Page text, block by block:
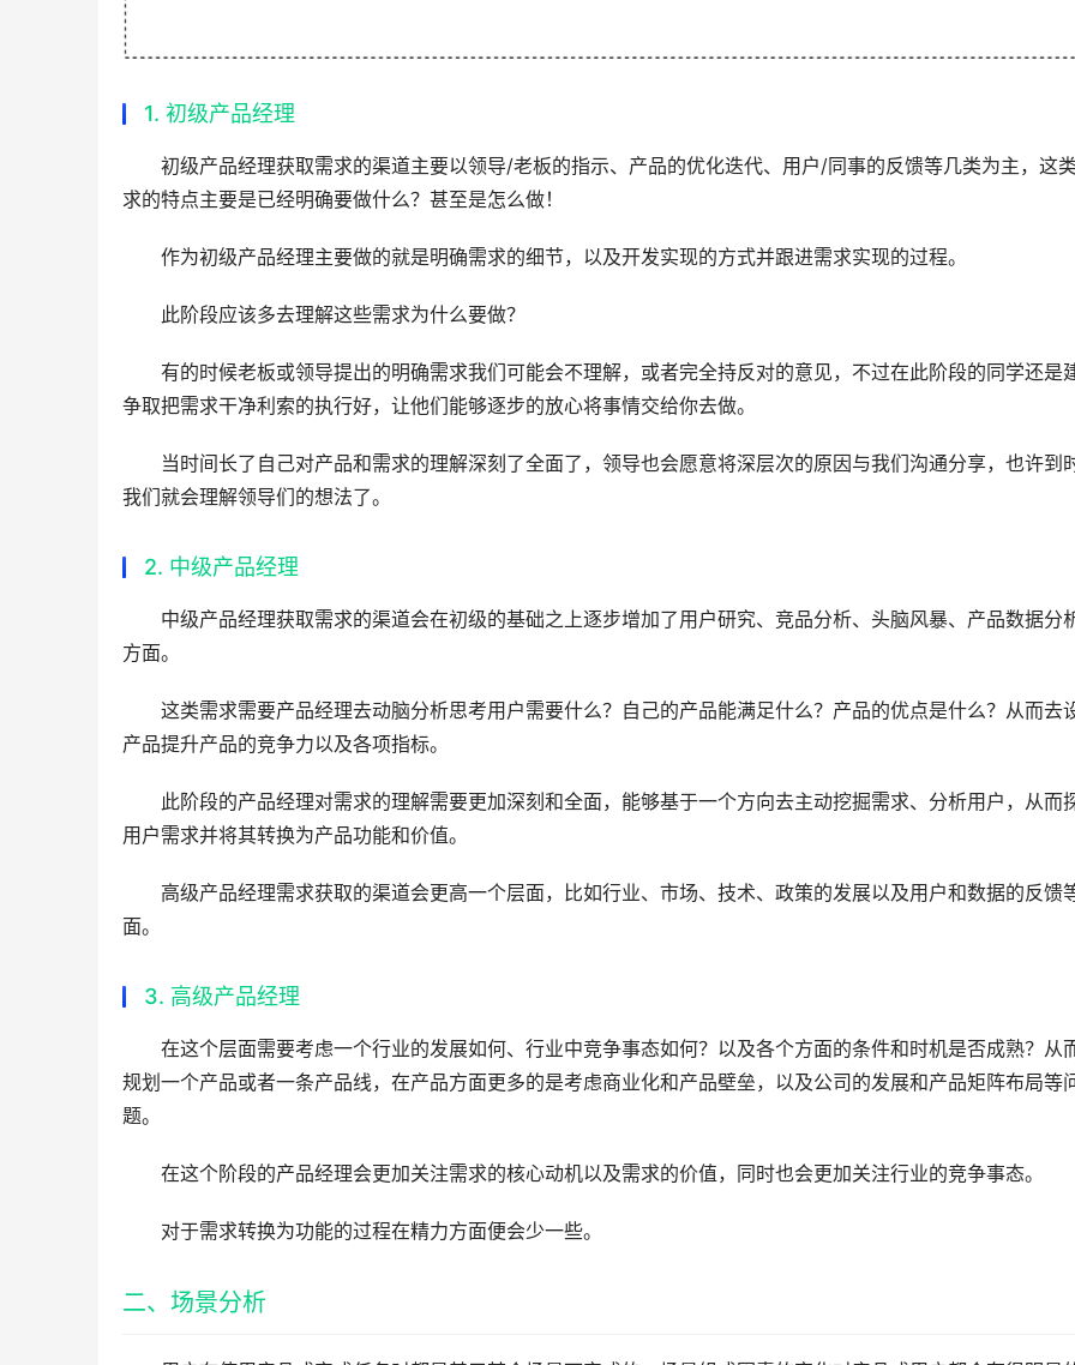
1. 初级产品经理
初级产品经理获取需求的渠道主要以领导/老板的指示、产品的优化迭代、用户/同事的反馈等几类为主，这
求的特点主要是已经明确要做什么？甚至是怎么做！
作为初级产品经理主要做的就是明确需求的细节，以及开发实现的方式并跟进需求实现的过程。
此阶段应该多去理解这些需求为什么要做？
有的时候老板或领导提出的明确需求我们可能会不理解，或者完全持反对的意见，不过在此阶段的同学还是
争取把需求干净利索的执行好，让他们能够逐步的放心将事情交给你去做。
当时间长了自己对产品和需求的理解深刻了全面了，领导也会愿意将深层次的原因与我们沟通分享，也许到
我们就会理解领导们的想法了。
2. 中级产品经理
中级产品经理获取需求的渠道会在初级的基础之上逐步增加了用户研究、竞品分析、头脑风暴、产品数据分
方面。
这类需求需要产品经理去动脑分析思考用户需要什么？自己的产品能满足什么？产品的优点是什么？从而去
产品提升产品的竞争力以及各项指标。
此阶段的产品经理对需求的理解需要更加深刻和全面，能够基于一个方向去主动挖掘需求、分析用户，从而
用户需求并将其转换为产品功能和价值。
高级产品经理需求获取的渠道会更高一个层面，比如行业、市场、技术、政策的发展以及用户和数据的反馈
面。
3. 高级产品经理
在这个层面需要考虑一个行业的发展如何、行业中竞争事态如何？以及各个方面的条件和时机是否成熟？从
规划一个产品或者一条产品线，在产品方面更多的是考虑商业化和产品壁垒，以及公司的发展和产品矩阵布局等
题。
在这个阶段的产品经理会更加关注需求的核心动机以及需求的价值，同时也会更加关注行业的竞争事态。
对于需求转换为功能的过程在精力方面便会少一些。
二、场景分析